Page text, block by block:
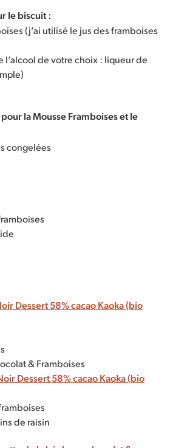
le biscuit :
(j’ai utilisé le jus des framboises
l’alcool de votre choix : liqueur de
la Mousse Framboises et le
congelées
Dessert 58% cacao Kaoka (bio
& Framboises
Dessert 58% cacao Kaoka (bio
de raisin